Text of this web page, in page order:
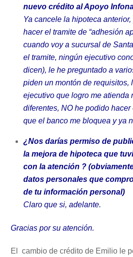
nuevo crédito al Apoyo
Ya cancele la hipoteca
hacer el tramite de “adhesión
cuando voy a sucursal de
el tramite, ningún ejecutivo
dicen), le he preguntado a
piden un montón de requisitos,
ejecutivo que logro me atienda
diferentes, NO he podido hacer
que el banco me bloquea y ya
¿Nos darías permiso de
la mejora de hipoteca que
con la atención ?
datos personales que
de tu información personal)
Claro que si, adelante.
Gracias por su atención.
El cambio de crédito de Emilio le